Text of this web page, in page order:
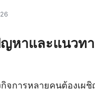
หาและแนวท
จการหลายคนต้องเ